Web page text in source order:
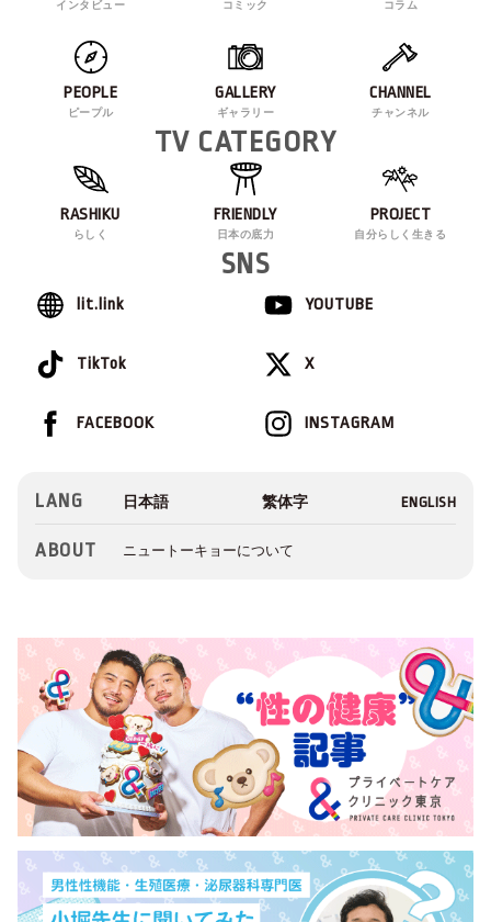
インタビュー コミック コラム
PEOPLE
ピープル
GALLERY
ギャラリー
CHANNEL
チャンネル
TV CATEGORY
RASHIKU
らしく
FRIENDLY
日本の底力
PROJECT
自分らしく生きる
SNS
lit.link YOUTUBE
TikTok X
INSTAGRAM
FACEBOOK
LANG
ABOUT ニュートーキョーについて